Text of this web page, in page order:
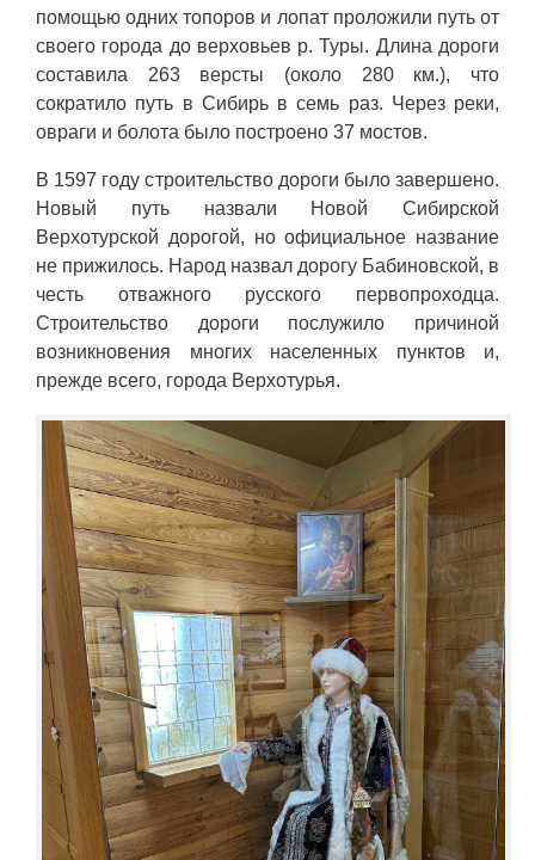
помощью одних топоров и лопат проложили путь от
своего города до верховьев р. Туры. Длина дороги
составила 263 версты (около 280 км.), что
сократило путь в Сибирь в семь раз. Через реки,
овраги и болота было построено 37 мостов.
В 1597 году строительство дороги было завершено.
Новый путь назвали Новой Сибирской
Верхотурской дорогой, но официальное название
не прижилось. Народ назвал дорогу Бабиновской, в
честь отважного русского первопроходца.
Строительство дороги послужило причиной
возникновения многих населенных пунктов и,
прежде всего, города Верхотурья.